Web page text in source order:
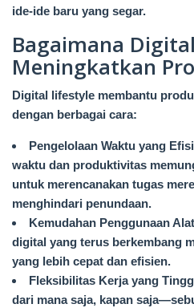
ide-ide baru yang segar.
Bagaimana
Meningkatkan
Digital lifestyle membantu
dengan berbagai cara:
Pengelolaan Waktu yang
waktu dan produktivitas
untuk merencanakan tugas
menghindari penundaan.
Kemudahan Penggunaan
digital yang terus berkembang
yang lebih cepat dan efisien.
Fleksibilitas Kerja yang
dari mana saja, kapan